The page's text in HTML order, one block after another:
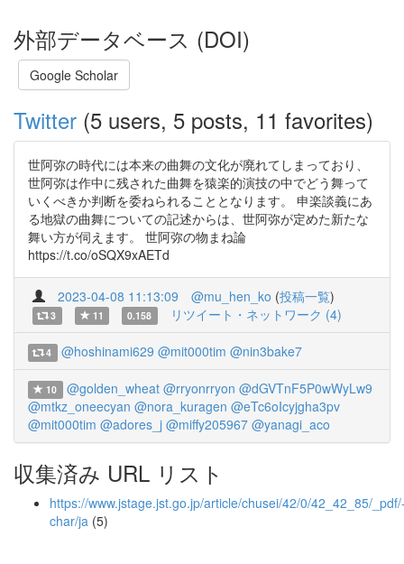
外部データベース (DOI)
Google Scholar
Twitter (5 users, 5 posts, 11 favorites)
世阿弥の時代には本来の曲舞の文化が廃れてしまっており、
世阿弥は作中に残された曲舞を猿楽的演技の中でどう舞って
いくべきか判断を委ねられることとなります。 申楽談義にあ
る地獄の曲舞についての記述からは、世阿弥が定めた新たな
舞い方が伺えます。 世阿弥の物まね論
https://t.co/oSQX9xAETd
2023-04-08 11:13:09 @mu_hen_ko (投稿一覧)
3 11 0.158 リツイート・ネットワーク (4)
4 @hoshinami629 @mit000tim @nin3bake7
10 @golden_wheat @rryonrryon @dGVTnF5P0wWyLw9
@mtkz_oneecyan @nora_kuragen @eTc6oIcyjgha3pv
@mit000tim @adores_j @miffy205967 @yanagi_aco
収集済み URL リスト
https://www.jstage.jst.go.jp/article/chusei/42/0/42_42_85/
char/ja (5)